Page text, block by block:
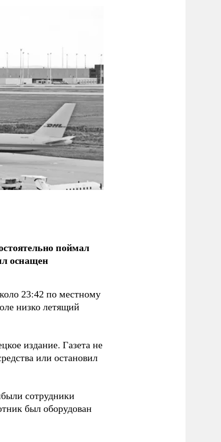
поймал
оснащен
23:42 по местному
низко летящий
издание. Газета не
или остановил
сотрудники
был оборудован